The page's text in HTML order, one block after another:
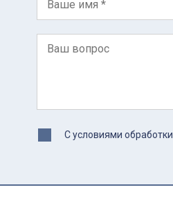
С условиями обработки